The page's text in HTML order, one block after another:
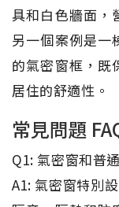
具和白色牆面，
另一個案例是一
的氣密窗框，既
居住的舒適性。
常見問題
Q1: 氣密窗和普
A1: 氣密窗特別